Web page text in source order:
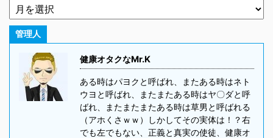
管理人
健康オタクなMr.K
ある時はパヨクと呼ばれ、またある時はネト
ウヨと呼ばれ、またまたある時はヤ〇ダと呼
ばれ、またまたまたある時は草男と呼ばれる
（アホくさｗｗ）しかしてその実体は！？右
でも左でもない、正義と真実の使徒、健康オ